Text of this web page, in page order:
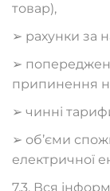
товар),
➢ рахунки за
➢
припинення
➢ чинні
➢ об’єми
електричної
7.3. Вся